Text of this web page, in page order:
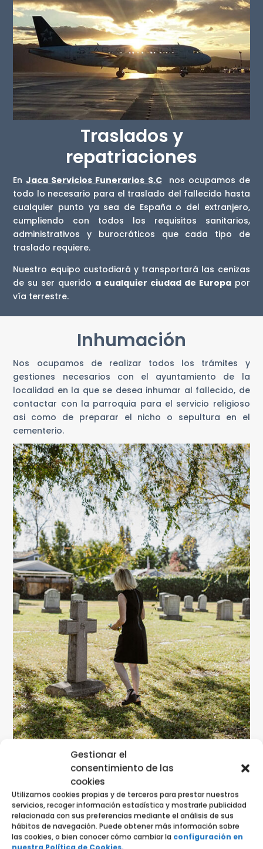
Gestionar el
consentimiento de las
cookies
Utilizamos cookies propias y de terceros para prestar nuestros
servicios, recoger información estadística y mostrarle publicidad
relacionada con sus preferencias mediante el análisis de sus
hábitos de navegación. Puede obtener más información sobre
las cookies, o bien conocer cómo cambiar la configuración en
Traslados y
repatriaciones
EnJaca Servicios Funerarios S.Cnos ocupamos de
todo lo necesario para el traslado del fallecido hasta
cualquier punto ya sea de España o del extranjero,
cumpliendo con todos los requisitos sanitarios,
administrativos y burocráticos que cada tipo de
traslado requiere.
Nuestro equipo custodiará y transportará las cenizas
de su ser querido a cualquier ciudad de Europapor
vía terrestre.
Inhumación
Nos ocupamos de realizar todos los trámites y
gestiones necesarios con el ayuntamiento de la
localidad en la que se desea inhumar al fallecido, de
contactar con la parroquia para el servicio religioso
asi como de preparar el nicho o sepultura en el
cementerio.